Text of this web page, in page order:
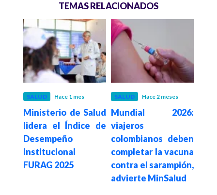
TEMAS RELACIONADOS
SALUD Hace 1 mes
Ministerio de Salud
lidera el Índice de
Desempeño
Institucional
FURAG 2025
SALUD Hace 2 meses
Mundial 2026:
viajeros
colombianos deben
completar la vacuna
contra el sarampión,
advierte MinSalud